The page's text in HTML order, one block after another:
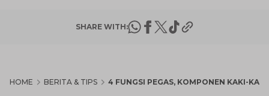
SHARE WITH:
HOME BERITA & TIPS 4 FUNGSI PEGAS, KOMPONEN KAKI-